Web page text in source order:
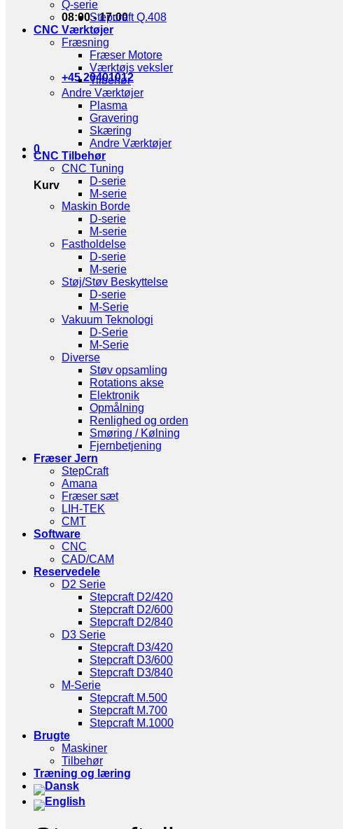
08:00 - 17:00
+45 20401012
0
Kurv
Q-serie
Stepcraft Q.408
CNC Værktøjer
Fræsning
Fræser Motore
Værktøjs veksler
Tilbehør
Andre Værktøjer
Plasma
Gravering
Skæring
Andre Værktøjer
CNC Tilbehør
CNC Tuning
D-serie
M-serie
Maskin Borde
D-serie
M-serie
Fastholdelse
D-serie
M-serie
Støj/Støv Beskyttelse
D-serie
M-Serie
Vakuum Teknologi
D-Serie
M-Serie
Diverse
Støv opsamling
Rotations akse
Elektronik
Opmålning
Renlighed og orden
Smøring / Kølning
Fjernbetjening
Fræser Jern
StepCraft
Amana
Fræser sæt
LIH-TEK
CMT
Software
CNC
CAD/CAM
Reservedele
D2 Serie
Stepcraft D2/420
Stepcraft D2/600
Stepcraft D2/840
D3 Serie
Stepcraft D3/420
Stepcraft D3/600
Stepcraft D3/840
M-Serie
Stepcraft M.500
Stepcraft M.700
Stepcraft M.1000
Brugte
Maskiner
Tilbehør
Træning og læring